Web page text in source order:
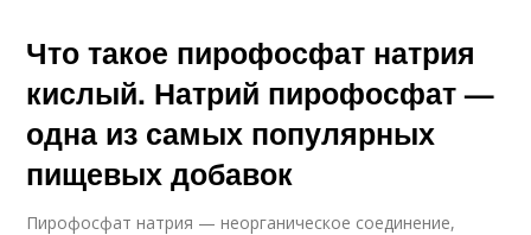
Что такое пирофосфат натрия
кислый. Натрий пирофосфат —
одна из самых популярных
пищевых добавок
Пирофосфат натрия — неорганическое соединение,